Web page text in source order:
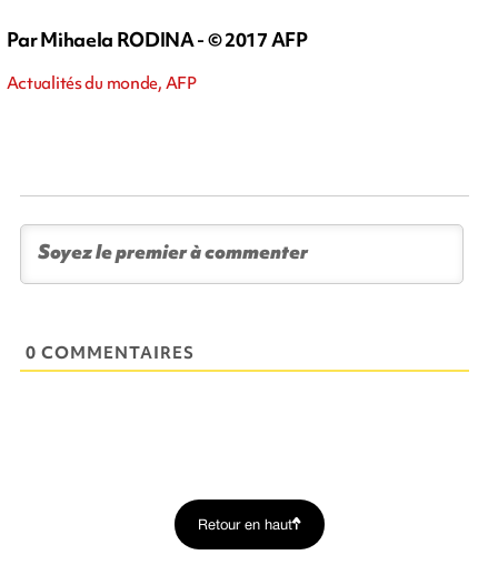
Par Mihaela RODINA - © 2017 AFP
Actualités du monde, AFP
0 COMMENTAIRES
Retour en haut